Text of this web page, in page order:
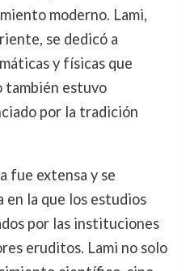
moderno. Lami,
se dedicó a
y físicas que
también estuvo
por la tradición
fue extensa y se
en la que los estudios
por las instituciones
eruditos. Lami no solo